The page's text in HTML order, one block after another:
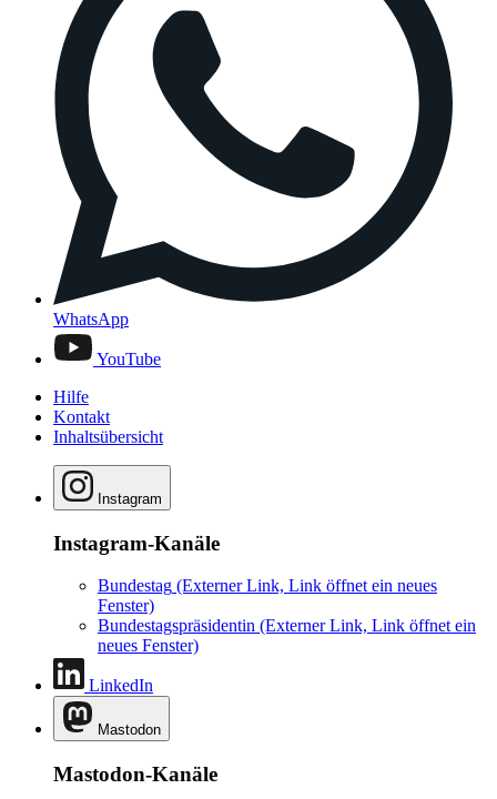
WhatsApp
YouTube
Hilfe
Kontakt
Inhaltsübersicht
Instagram
Instagram-Kanäle
Bundestag (Externer Link, Link öffnet ein neues
Fenster)
Bundestagspräsidentin (Externer Link, Link öffnet ein
neues Fenster)
LinkedIn
Mastodon
Mastodon-Kanäle